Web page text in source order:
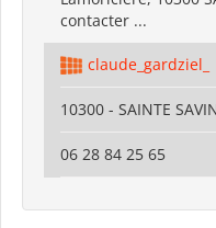
contacter ...
claude_gardziel_
10300 - SAINTE
06 28 84 25 65